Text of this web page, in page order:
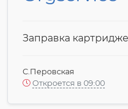
Заправка
С.Перовская
Откроется в 09:00